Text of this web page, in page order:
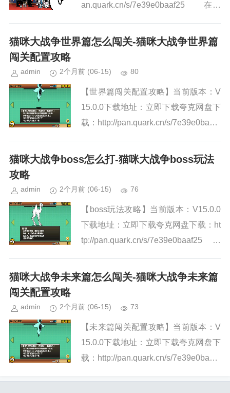
an.quark.cn/s/7e39e0baaf25 在猫
斗，并可以享受有趣的挑...
猫咪大战争世界篇怎么闯关-猫咪大战争世界篇
闯关配置攻略
admin 2个月前 (06-15) 80
【世界篇闯关配置攻略】当前版本：V
15.0.0下载地址：立即下载夸克网盘下
载：http://pan.quark.cn/s/7e39e0baaf2
了，为啥呢，boss的...
猫咪大战争boss怎么打-猫咪大战争boss玩法
攻略
admin 2个月前 (06-15) 76
【boss玩法攻略】当前版本：V15.0.0
下载地址：立即下载夸克网盘下载：ht
tp://pan.quark.cn/s/7e39e0baaf25
策 对于【一般】...
猫咪大战争未来篇怎么闯关-猫咪大战争未来篇
闯关配置攻略
admin 2个月前 (06-15) 73
【未来篇闯关配置攻略】当前版本：V
15.0.0下载地址：立即下载夸克网盘下
载：http://pan.quark.cn/s/7e39e0baaf2